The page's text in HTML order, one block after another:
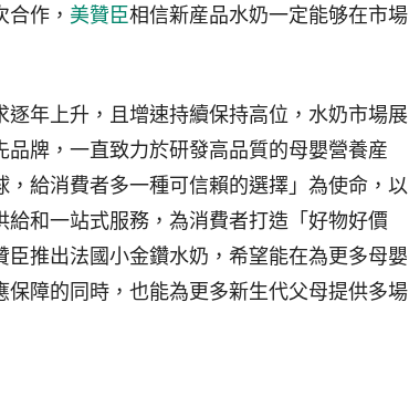
作， 美贊臣相信新産品水奶一定能够在市場
年上升，且增速持續保持高位，水奶市場展
牌，一直致力於研發高品質的母嬰營養産
給消費者多一種可信賴的選擇」為使命，以
和一站式服務，為消費者打造「好物好價
推出法國小金鑽水奶，希望能在為更多母嬰
障的同時，也能為更多新生代父母提供多場